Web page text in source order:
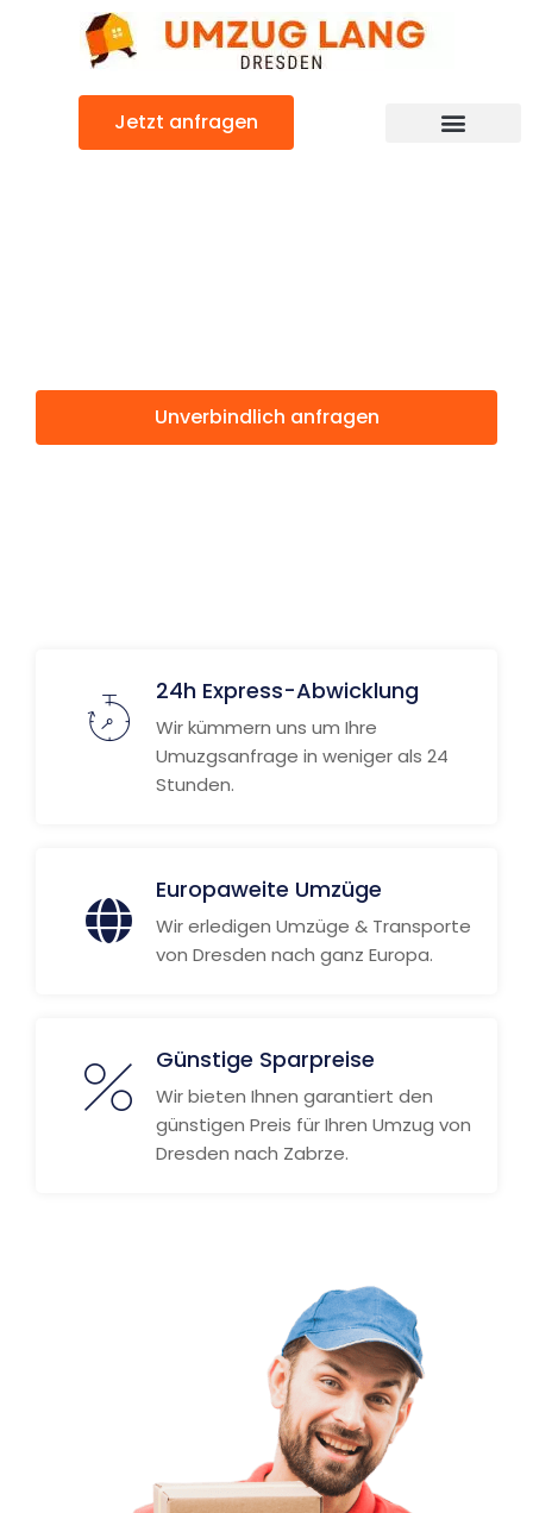
Jetzt anfragen
Unverbindlich anfragen
24h Express-Abwicklung
Wir kümmern uns um Ihre
Umuzgsanfrage in weniger als 24
Stunden.
Europaweite Umzüge
Wir erledigen Umzüge & Transporte
von Dresden nach ganz Europa.
Günstige Sparpreise
Wir bieten Ihnen garantiert den
günstigen Preis für Ihren Umzug von
Dresden nach Zabrze.